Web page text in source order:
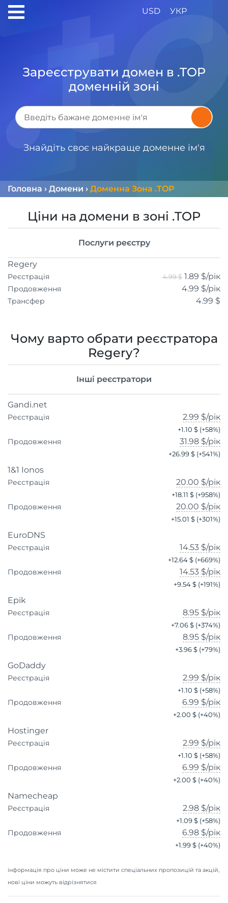
USD УКР
Зареєструвати домен в .TOP
доменній зоні
Знайдіть своє найкраще доменне ім'я
Головна › Домени › Доменна Зона .TOP
Ціни на домени в зоні .TOP
Послуги реєстру
Regery
Реєстрація 4.99 $ 1.89 $/рік
Продовження 4.99 $/рік
Трансфер 4.99 $
Чому варто обрати реєстратора
Regery?
Інші реєстратори
Gandi.net
Реєстрація 2.99 $/рік
+1.10 $ (+58%)
Продовження 31.98 $/рік
+26.99 $ (+541%)
1&1 Ionos
Реєстрація 20.00 $/рік
+18.11 $ (+958%)
Продовження 20.00 $/рік
+15.01 $ (+301%)
EuroDNS
Реєстрація 14.53 $/рік
+12.64 $ (+669%)
Продовження 14.53 $/рік
+9.54 $ (+191%)
Epik
Реєстрація 8.95 $/рік
+7.06 $ (+374%)
Продовження 8.95 $/рік
+3.96 $ (+79%)
GoDaddy
Реєстрація 2.99 $/рік
+1.10 $ (+58%)
Продовження 6.99 $/рік
+2.00 $ (+40%)
Hostinger
Реєстрація 2.99 $/рік
+1.10 $ (+58%)
Продовження 6.99 $/рік
+2.00 $ (+40%)
Namecheap
Реєстрація 2.98 $/рік
+1.09 $ (+58%)
Продовження 6.98 $/рік
+1.99 $ (+40%)
інформація про ціни може не містити спеціальних пропозицій та акцій,
нові ціни можуть відрізнятися